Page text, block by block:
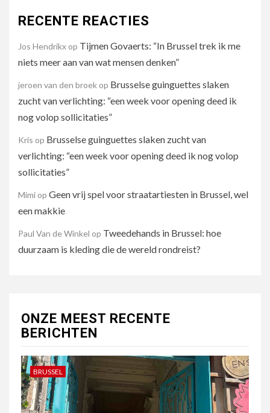
RECENTE REACTIES
Jos Hendrikx op Tijmen Govaerts: “In Brussel trek ik me
niets meer aan van wat mensen denken”
jeroen van den broek op Brusselse guinguettes slaken
zucht van verlichting: “een week voor opening deed ik
nog volop sollicitaties”
Kris op Brusselse guinguettes slaken zucht van
verlichting: “een week voor opening deed ik nog volop
sollicitaties”
Mimi op Geen vrij spel voor straatartiesten in Brussel, wel
een makkie
Paul Van de Winkel op Tweedehands in Brussel: hoe
duurzaam is kleding die de wereld rondreist?
ONZE MEEST RECENTE
BERICHTEN
BRUSSEL